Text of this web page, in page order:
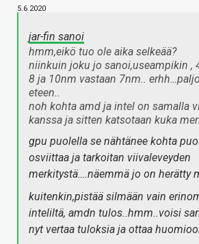
5.6.2020
jar-fin sanoi
hmm,eikö tuo ole aika selkeää?
niinkuin joku jo sanoi,useampikin ,
8 ja 10nm vastaan 7nm..
eteen..
noh kohta amd ja intel on samalla
kanssa ja sitten katsotaan kuka
gpu puolella se nähtänee kohta
osviittaa ja tarkoitan viivaleveyden
merkitystä….näemmä jo on herätty
kuitenkin,pistää silmään vain
inteliltä, amdn tulos..hmm..voisi
nyt vertaa tuloksia ja ottaa